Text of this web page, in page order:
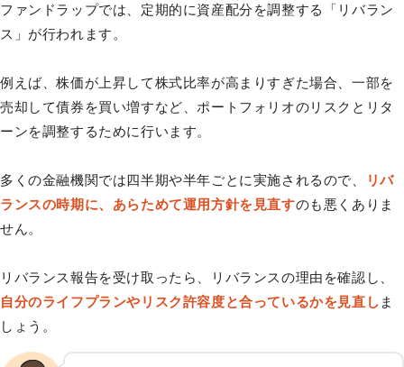
ファンドラップでは、定期的に資産配分を調整する「リバラン
ス」が行われます。
例えば、株価が上昇して株式比率が高まりすぎた場合、一部を
売却して債券を買い増すなど、ポートフォリオのリスクとリタ
ーンを調整するために行います。
多くの金融機関では四半期や半年ごとに実施されるので、
リバ
ランスの時期に、あらためて運用方針を見直すのも悪くありま
せん。
リバランス報告を受け取ったら、リバランスの理由を確認し、
自分のライフプランやリスク許容度と合っているかを見直し ま
しょう。